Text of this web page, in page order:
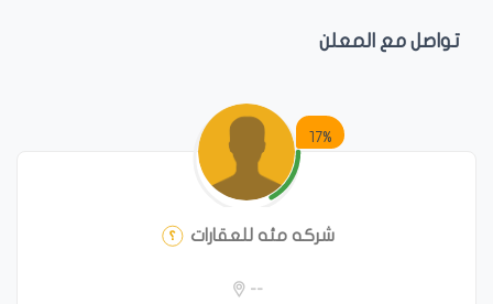
تواصل مع المعلن
17%
شركه مئه للعقارات
--